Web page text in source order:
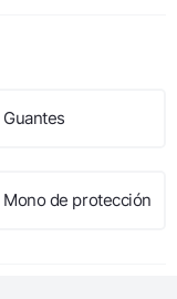
Guantes
Mono de protección